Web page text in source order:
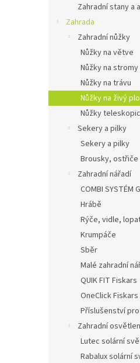
Zahradní stany a
Zahrada
Zahradní nůžky
Nůžky na větve
Nůžky na stromy
Nůžky na trávu
Nůžky na živý
Nůžky
Sekery a pilky
Sekery a pilky
Brousky, ostřiče
Zahradní nářadí
COMBI SYSTÉM
Hrábě
Rýče, vidle,
Krumpáče
Sběr
Malé zahradní
QUIK FIT Fiskars
OneClick Fiskars
Příslušenství
Zahradní
Lutec solární
Rabalux solární